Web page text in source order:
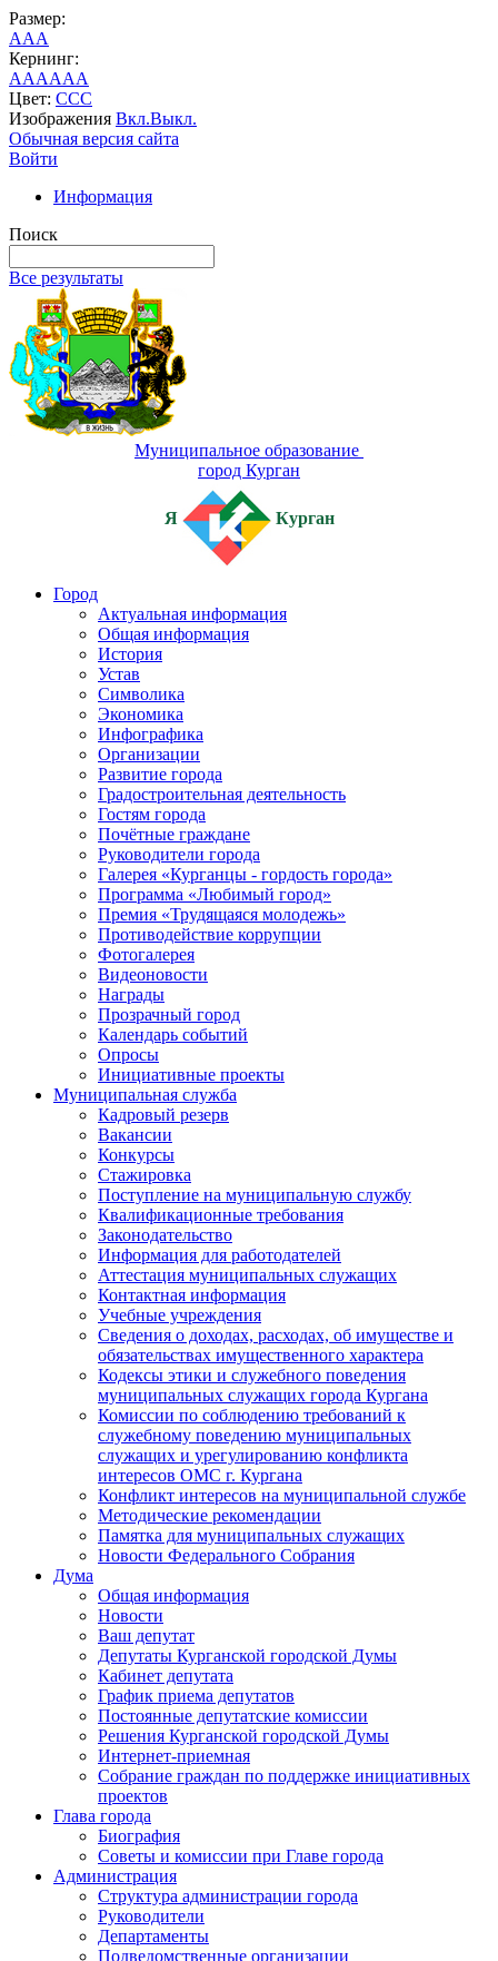
Размер:
AAA
Кернинг:
AAAAAA
Цвет: CCC
Изображения Вкл.Выкл.
Обычная версия сайта
Войти
Информация
Поиск
Все результаты
Муниципальное образование
город Курган
Я Курган
Город
Актуальная информация
Общая информация
История
Устав
Символика
Экономика
Инфографика
Организации
Развитие города
Градостроительная деятельность
Гостям города
Почётные граждане
Руководители города
Галерея «Курганцы - гордость города»
Программа «Любимый город»
Премия «Трудящаяся молодежь»
Противодействие коррупции
Фотогалерея
Видеоновости
Награды
Прозрачный город
Календарь событий
Опросы
Инициативные проекты
Муниципальная служба
Кадровый резерв
Вакансии
Конкурсы
Стажировка
Поступление на муниципальную службу
Квалификационные требования
Законодательство
Информация для работодателей
Аттестация муниципальных служащих
Контактная информация
Учебные учреждения
Сведения о доходах, расходах, об имуществе и
обязательствах имущественного характера
Кодексы этики и служебного поведения
муниципальных служащих города Кургана
Комиссии по соблюдению требований к
служебному поведению муниципальных
служащих и урегулированию конфликта
интересов ОМС г. Кургана
Конфликт интересов на муниципальной службе
Методические рекомендации
Памятка для муниципальных служащих
Новости Федерального Cобрания
Дума
Общая информация
Новости
Ваш депутат
Депутаты Курганской городской Думы
Кабинет депутата
График приема депутатов
Постоянные депутатские комиссии
Решения Курганской городской Думы
Интернет-приемная
Собрание граждан по поддержке инициативных
проектов
Глава города
Биография
Советы и комиссии при Главе города
Администрация
Структура администрации города
Руководители
Департаменты
Подведомственные организации